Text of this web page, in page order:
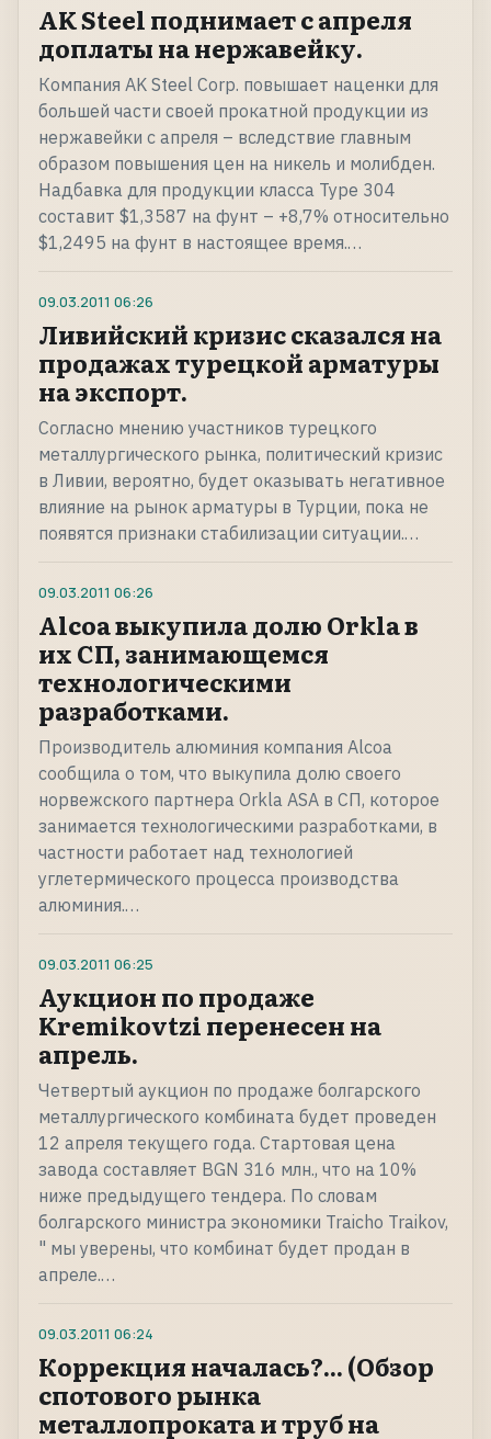
AK Steel поднимает с апреля
доплаты на нержавейку.
Компания AK Steel Corp. повышает наценки для
большей части своей прокатной продукции из
нержавейки с апреля – вследствие главным
образом повышения цен на никель и молибден.
Надбавка для продукции класса Type 304
составит $1,3587 на фунт – +8,7% относительно
$1,2495 на фунт в настоящее время.…
09.03.2011 06:26
Ливийский кризис сказался на
продажах турецкой арматуры
на экспорт.
Согласно мнению участников турецкого
металлургического рынка, политический кризис
в Ливии, вероятно, будет оказывать негативное
влияние на рынок арматуры в Турции, пока не
появятся признаки стабилизации ситуации.…
09.03.2011 06:26
Alcoa выкупила долю Orkla в
их СП, занимающемся
технологическими
разработками.
Производитель алюминия компания Alcoa
сообщила о том, что выкупила долю своего
норвежского партнера Orkla ASA в СП, которое
занимается технологическими разработками, в
частности работает над технологией
углетермического процесса производства
алюминия.…
09.03.2011 06:25
Аукцион по продаже
Kremikovtzi перенесен на
апрель.
Четвертый аукцион по продаже болгарского
металлургического комбината будет проведен
12 апреля текущего года. Стартовая цена
завода составляет BGN 316 млн., что на 10%
ниже предыдущего тендера. По словам
болгарского министра экономики Traicho Traikov,
" мы уверены, что комбинат будет продан в
апреле.…
09.03.2011 06:24
Коррекция началась?... (Обзор
спотового рынка
металлопроката и труб на